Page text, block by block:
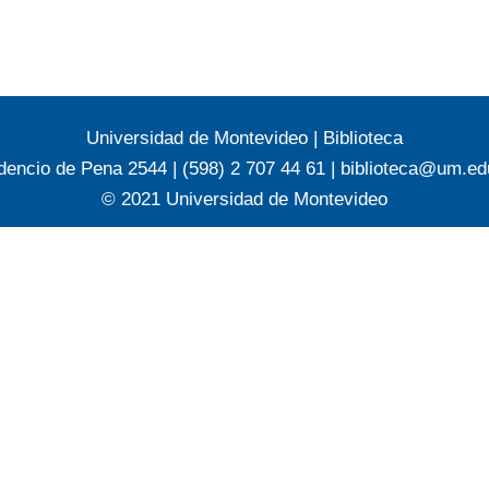
Universidad de Montevideo | Biblioteca
de Pena 2544 | (598) 2 707 44 61 |
© 2021 Universidad de Montevideo